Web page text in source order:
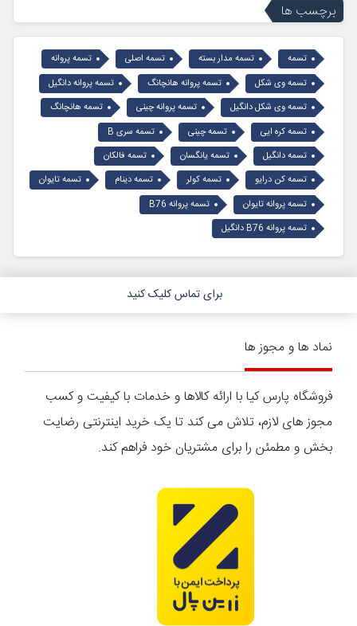
برچسب ها
تسمه تسمه مدار بسته تسمه اصلی
تسمه پروانه
تسمه وی شکل
تسمه پروانه هانچانگ
تسمه پروانه دانگیل
تسمه وی شکل دانگیل
تسمه پروانه چینی
تسمه هانچانگ
تسمه کره ایی
تسمه چینی
تسمه سری B
تسمه دانگیل
تسمه یانگسان
تسمه فالکان
تسمه کن درایو
تسمه کولر تسمه دینام
تسمه تایوان
تسمه پروانه تایوان
تسمه پروانه B76
تسمه پروانه B76 دانگیل
برای تماس کلیک کنید
نماد ها و مجوز ها
فروشگاه پارس کیا با ارائه کالاها و خدمات با کیفیت و کسب
مجوز های لازم، تلاش می کند تا یک خرید اینترنتی رضایت
بخش و مطمئن را برای مشتریان خود فراهم کند.